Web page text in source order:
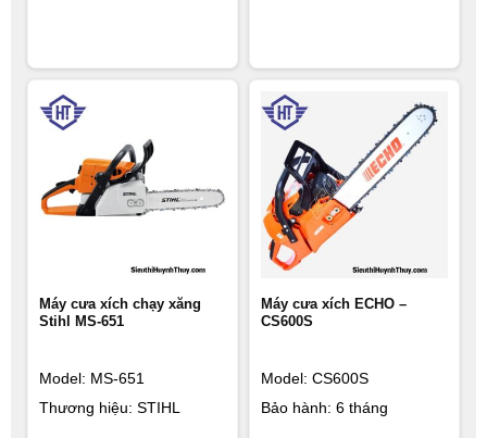
Máy cưa xích chạy xăng
Stihl MS-651
Model: MS-651
Thương hiệu: STIHL
Máy cưa xích ECHO –
CS600S
Model: CS600S
Bảo hành: 6 tháng